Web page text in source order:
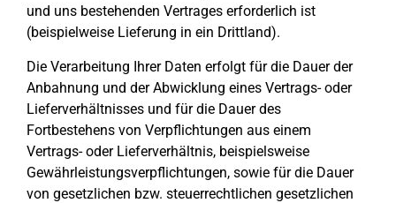
und uns bestehenden Vertrages erforderlich ist
(beispielweise Lieferung in ein Drittland).
Die Verarbeitung Ihrer Daten erfolgt für die Dauer der
Anbahnung und der Abwicklung eines Vertrags- oder
Lieferverhältnisses und für die Dauer des
Fortbestehens von Verpflichtungen aus einem
Vertrags- oder Lieferverhältnis, beispielsweise
Gewährleistungsverpflichtungen, sowie für die Dauer
von gesetzlichen bzw. steuerrechtlichen gesetzlichen